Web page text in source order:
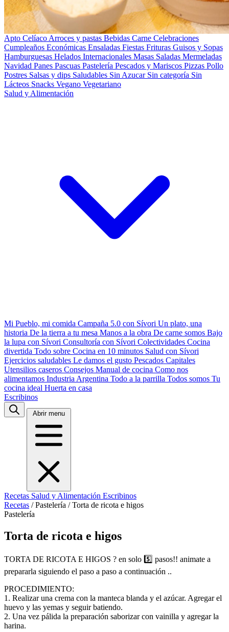
Apto Celíaco Arroces y pastas Bebidas Carne Celebraciones
Cumpleaños Económicas Ensaladas Fiestas Frituras Guisos y Sopas
Hamburguesas Helados Internacionales Masas Saladas Mermeladas
Navidad Panes Pascuas Pastelería Pescados y Mariscos Pizzas Pollo
Postres Salsas y dips Saludables Sin Azucar Sin categoría Sin
Lácteos Snacks Vegano Vegetariano
Salud y Alimentación
Mi Pueblo, mi comida Campaña 5.0 con Sívori Un plato, una
historia De la tierra a tu mesa Manos a la obra De carne somos Bajo
la lupa con Sívori Consultoría con Sívori Colectividades Cocina
divertida Todo sobre Cocina en 10 minutos Salud con Sívori
Ejercicios saludables Le damos el gusto Pescados Capitales
Utensilios caseros Consejos Manual de cocina Como nos
alimentamos Industria Argentina Todo a la parrilla Todos somos Tu
cocina ideal Huerta en casa
Escribinos
Abrir menu
Recetas Salud y Alimentación Escribinos
Recetas / Pastelería / Torta de ricota e higos
Pastelería
Torta de ricota e higos
TORTA DE RICOTA E HIGOS ? en solo 5️⃣ pasos!! animate a
prepararla siguiendo el paso a paso a continuación ..
PROCEDIMIENTO:
1. Realizar una crema con la manteca blanda y el azúcar. Agregar el
huevo y las yemas y seguir batiendo.
2. Una vez pálida la preparación saborizar con vainilla y agregar la
harina.